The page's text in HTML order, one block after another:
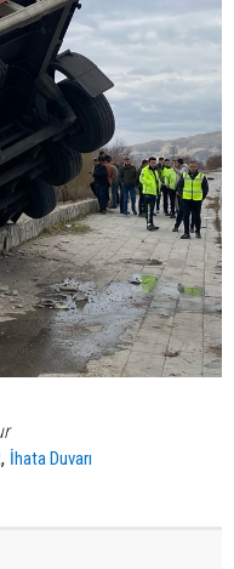
, İhata Duvarı